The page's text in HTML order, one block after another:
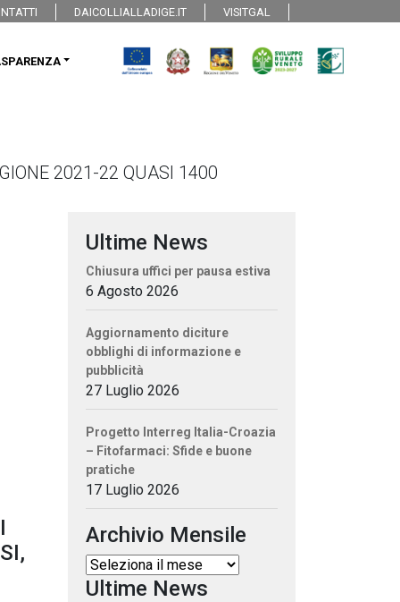
DAICOLLIALLADIGE.IT VISITGAL
2021-22 QUASI 1400
Ultime News
Chiusura uffici per pausa estiva
6 Agosto 2026
Aggiornamento diciture
obblighi di informazione e
pubblicità
27 Luglio 2026
Progetto Interreg Italia-Croazia
– Fitofarmaci: Sfide e buone
pratiche
17 Luglio 2026
Archivio Mensile
Ultime News